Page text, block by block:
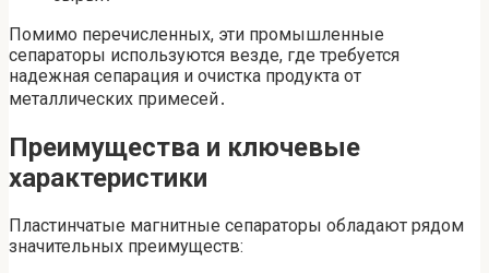
Помимо перечисленных, эти промышленные
сепараторы используются везде, где требуется
надежная сепарация и очистка продукта от
металлических примесей․
Преимущества и ключевые
характеристики
Пластинчатые магнитные сепараторы обладают рядом
значительных преимуществ: